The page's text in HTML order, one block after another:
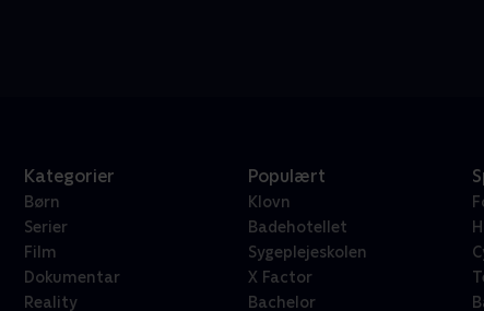
Kategorier
Børn
Serier
Film
Dokumentar
Reality
Populært
Klovn
Badehotellet
Sygeplejeskolen
X Factor
Bachelor